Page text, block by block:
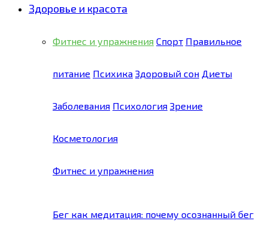
Здоровье и красота
Фитнес и упражнения Спорт Правильное
питание Психика Здоровый сон Диеты
Заболевания Психология Зрение
Косметология
Фитнес и упражнения
Бег как медитация: почему осознанный бег